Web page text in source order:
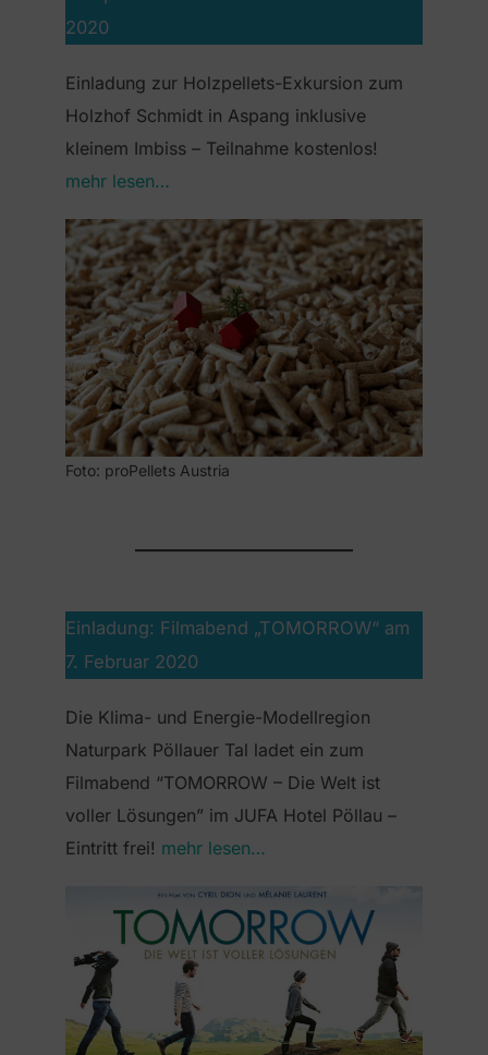
2020
Einladung zur Holzpellets-Exkursion zum
Holzhof Schmidt in Aspang inklusive
kleinem Imbiss – Teilnahme kostenlos!
mehr lesen…
Foto: proPellets Austria
Einladung: Filmabend „TOMORROW“ am
7. Februar 2020
Die Klima- und Energie-Modellregion
Naturpark Pöllauer Tal ladet ein zum
Filmabend “TOMORROW – Die Welt ist
voller Lösungen” im JUFA Hotel Pöllau –
Eintritt frei! mehr lesen…